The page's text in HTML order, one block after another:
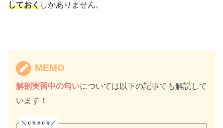
しておくしかありません。
MEMO
解剖実習中の匂いについては以下の記事でも解説して
います！